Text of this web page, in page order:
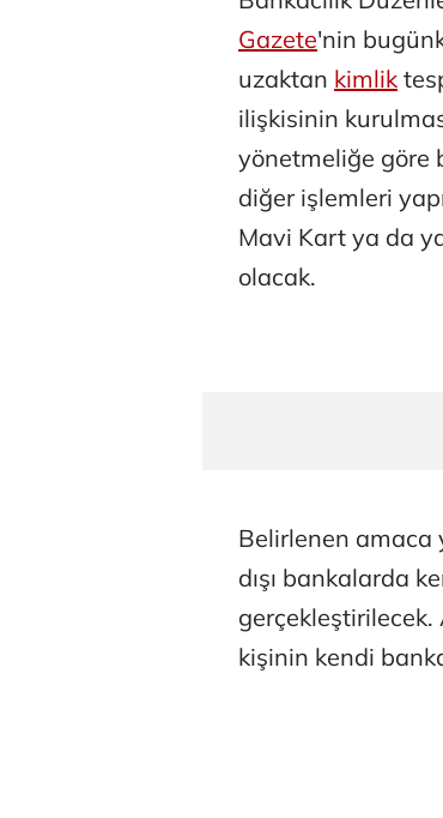
Gazete'nin
uzaktan kimlik
ilişkisinin
yönetmeliğe göre
diğer işlemleri
Mavi Kart ya da
olacak.
Belirlenen amaca
dışı bankalarda
gerçekleştirilecek.
kişinin kendi